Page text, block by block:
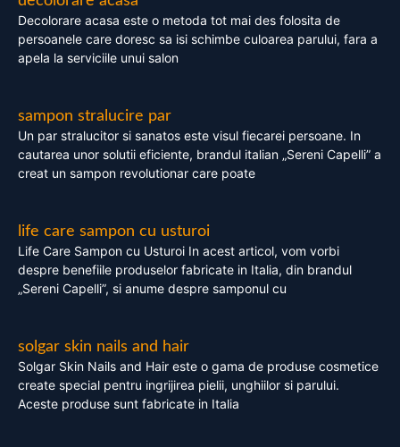
Decolorare acasa este o metoda tot mai des folosita de
persoanele care doresc sa isi schimbe culoarea parului, fara a
apela la serviciile unui salon
sampon stralucire par
Un par stralucitor si sanatos este visul fiecarei persoane. In
cautarea unor solutii eficiente, brandul italian „Sereni Capelli” a
creat un sampon revolutionar care poate
life care sampon cu usturoi
Life Care Sampon cu Usturoi In acest articol, vom vorbi
despre benefiile produselor fabricate in Italia, din brandul
„Sereni Capelli”, si anume despre samponul cu
solgar skin nails and hair
Solgar Skin Nails and Hair este o gama de produse cosmetice
create special pentru ingrijirea pielii, unghiilor si parului.
Aceste produse sunt fabricate in Italia